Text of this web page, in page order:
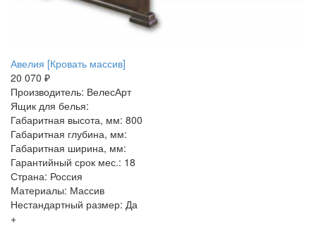
Авелия [Кровать массив]
20 070 ₽
Производитель: ВелесАрт
Ящик для белья:
Габаритная высота, мм: 800
Габаритная глубина, мм:
Габаритная ширина, мм:
Гарантийный срок мес.: 18
Страна: Россия
Материалы: Массив
Нестандартный размер: Да
+